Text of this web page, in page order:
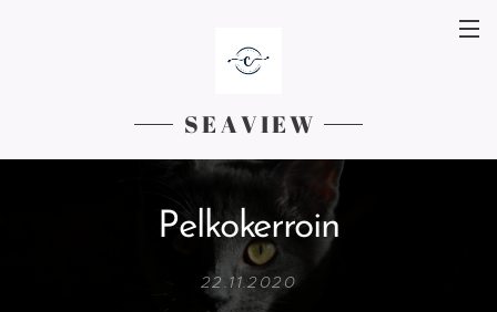
S E A V I E W
Pelkokerroin
22.11.2020